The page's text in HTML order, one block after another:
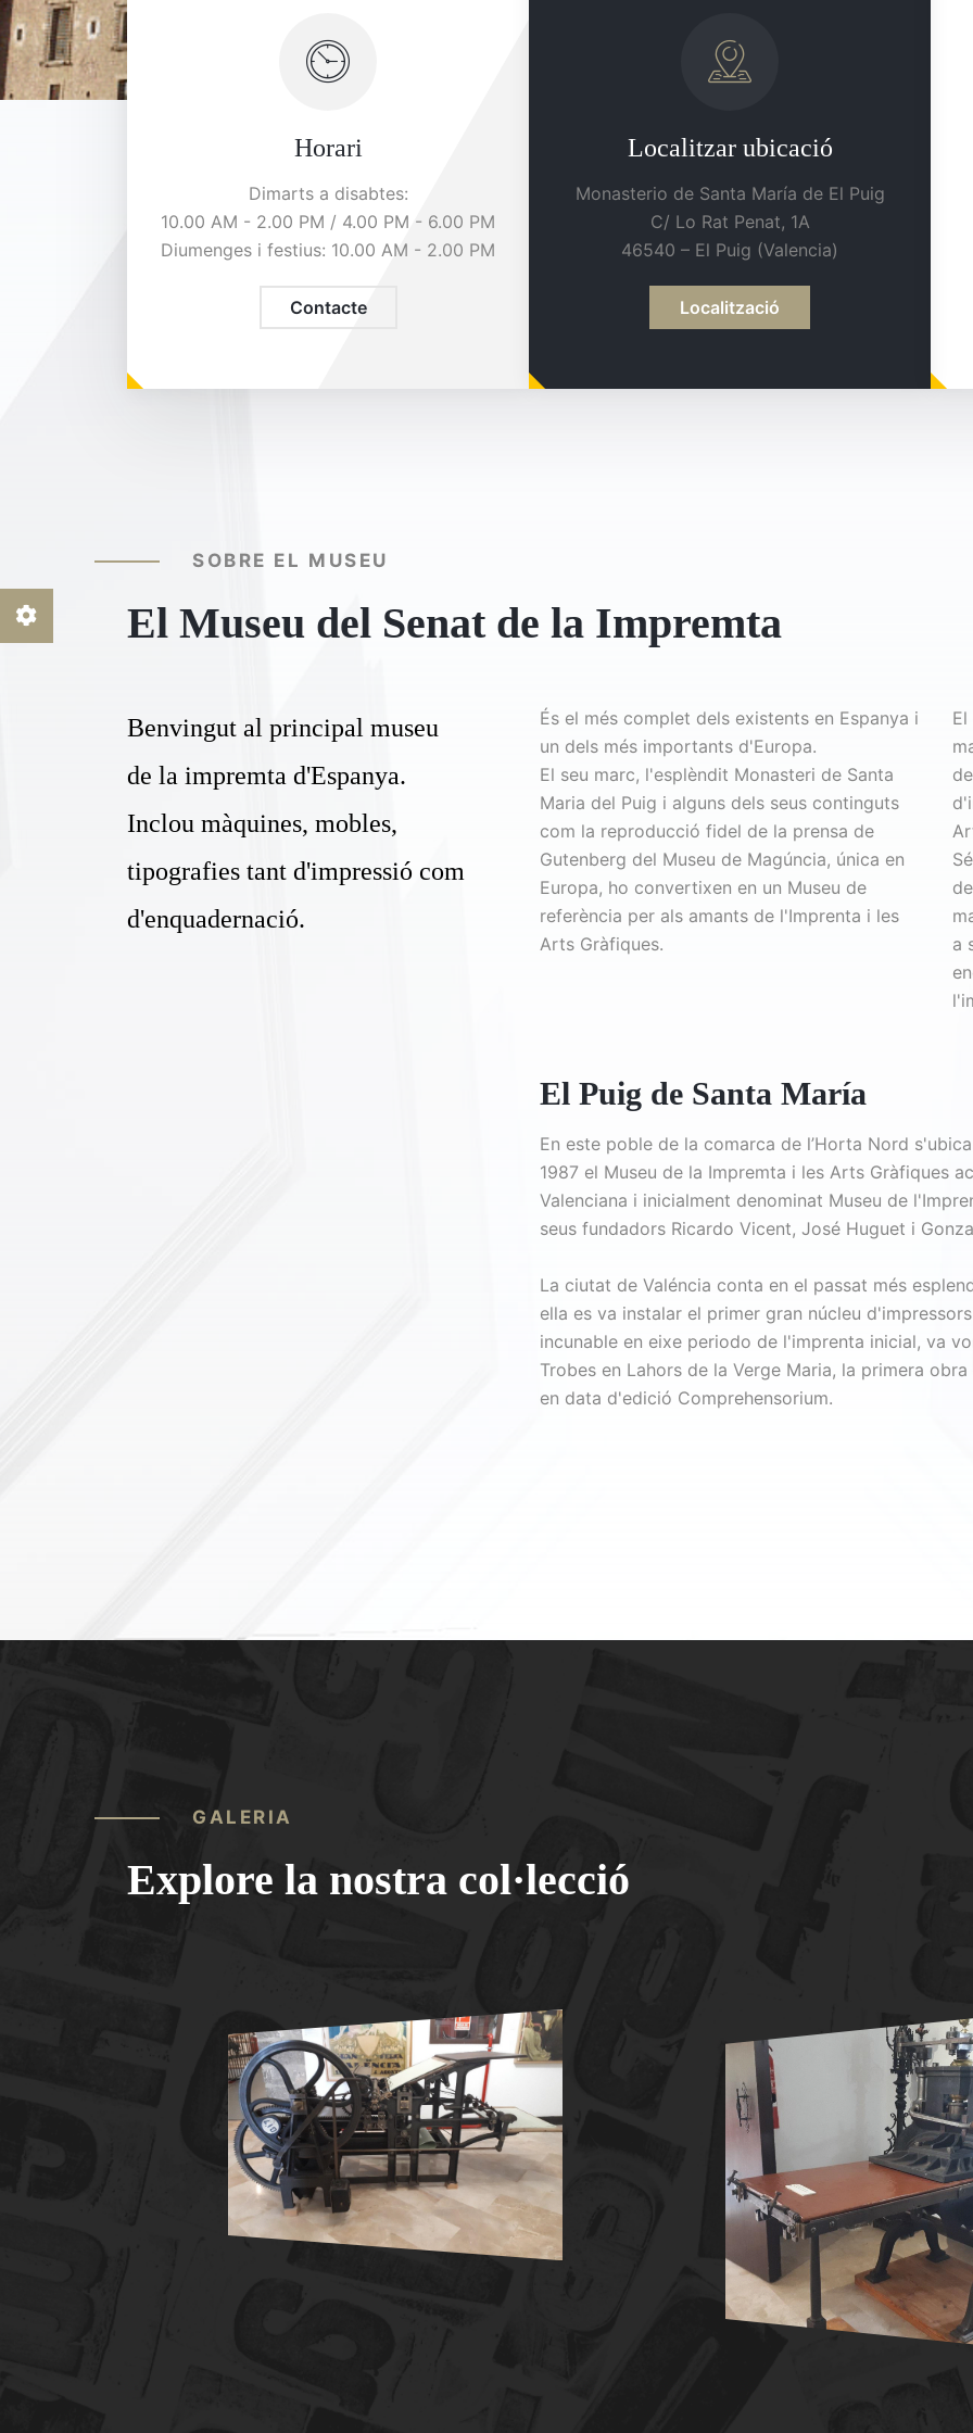
Horari
Dimarts a disabtes:
10.00 AM - 2.00 PM / 4.00 PM - 6.00 PM
Diumenges i festius: 10.00 AM - 2.00 PM
Contacte
Localitzar ubicació
Monasterio de Santa María de El Puig
C/ Lo Rat Penat, 1A
46540 – El Puig (Valencia)
Localització
SOBRE EL MUSEU
El Museu del Senat de la Impremta
Benvingut al principal museu
de la impremta d'Espanya.
Inclou màquines, mobles,
tipografies tant d'impressió com
d'enquadernació.
És el més complet dels existents en Espanya i
un dels més importants d'Europa.
El seu marc, l'esplèndit Monasteri de Santa
Maria del Puig i alguns dels seus continguts
com la reproducció fidel de la prensa de
Gutenberg del Museu de Magúncia, única en
Europa, ho convertixen en un Museu de
referència per als amants de l'Imprenta i les
Arts Gràfiques.
a
El Puig de Santa María
En este poble de la comarca de l’Horta Nord
1987 el Museu de la Impremta i les Arts Gràfiques
Valenciana i inicialment denominat Museu de
seus fundadors Ricardo Vicent, José Huguet i
La ciutat de Valéncia conta en el passat més
ella es va instalar el primer gran núcleu
incunable en eixe periodo de l'imprenta inicial, va
Trobes en Lahors de la Verge Maria, la primera
en data d'edició Comprehensorium.
GALERIA
Explore la nostra col·lecció